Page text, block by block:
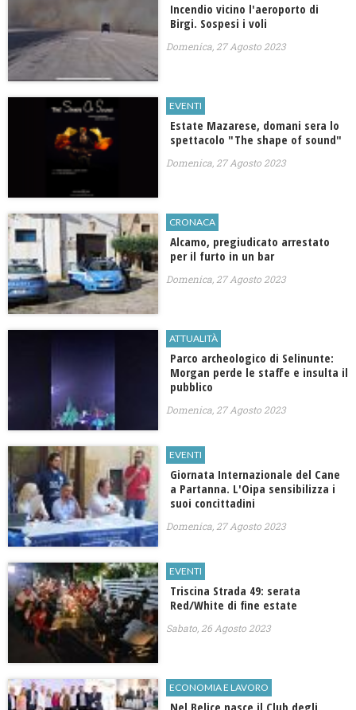
Incendio vicino l'aeroporto di
Birgi. Sospesi i voli
Domenica, 27 Agosto 2023
EVENTI
Estate Mazarese, domani sera lo
spettacolo "The shape of sound"
Domenica, 27 Agosto 2023
CRONACA
Alcamo, pregiudicato arrestato
per il furto in un bar
Domenica, 27 Agosto 2023
ATTUALITÀ
Parco archeologico di Selinunte:
Morgan perde le staffe e insulta il
pubblico
Domenica, 27 Agosto 2023
EVENTI
​Giornata Internazionale del Cane
a Partanna. L'Oipa sensibilizza i
suoi concittadini
Domenica, 27 Agosto 2023
EVENTI
Triscina Strada 49: serata
Red/White di fine estate
Sabato, 26 Agosto 2023
ECONOMIA E LAVORO